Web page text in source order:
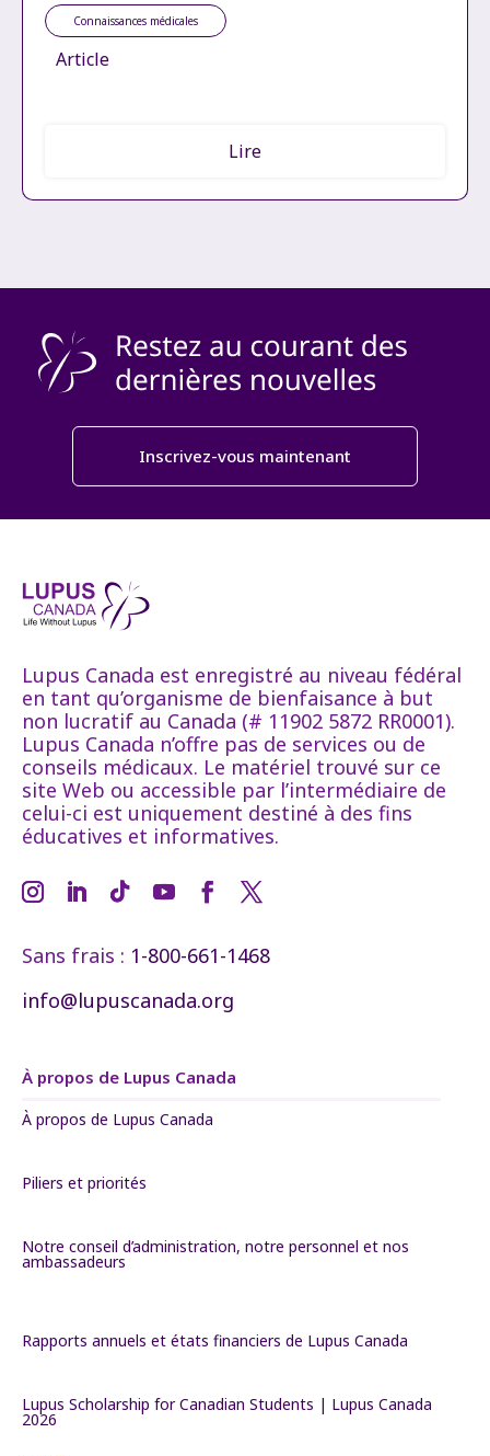
Connaissances médicales
Article
Lire
Inscrivez-vous maintenant
Lupus Canada est enregistré au niveau fédéral
en tant qu’organisme de bienfaisance à but
non lucratif au Canada (# 11902 5872 RR0001).
Lupus Canada n’offre pas de services ou de
conseils médicaux. Le matériel trouvé sur ce
site Web ou accessible par l’intermédiaire de
celui-ci est uniquement destiné à des fins
éducatives et informatives.
Sans frais : 1-800-661-1468
info@lupuscanada.org
À propos de Lupus Canada
À propos de Lupus Canada
Piliers et priorités
Notre conseil d’administration, notre personnel et nos
ambassadeurs
Rapports annuels et états financiers de Lupus Canada
Lupus Scholarship for Canadian Students | Lupus Canada
2026